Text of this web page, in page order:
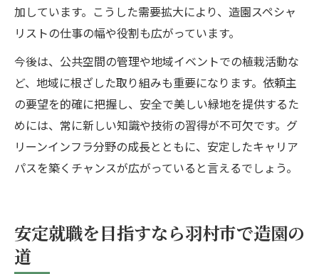
加しています。こうした需要拡大により、造園スペシャ
リストの仕事の幅や役割も広がっています。
今後は、公共空間の管理や地域イベントでの植栽活動な
ど、地域に根ざした取り組みも重要になります。依頼主
の要望を的確に把握し、安全で美しい緑地を提供するた
めには、常に新しい知識や技術の習得が不可欠です。グ
リーンインフラ分野の成長とともに、安定したキャリア
パスを築くチャンスが広がっていると言えるでしょう。
安定就職を目指すなら羽村市で造園の
道